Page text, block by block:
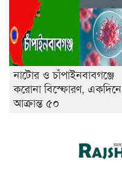
নাটোর ও চাঁপাইনবাবগঞ্জে
করোনা বিস্ফোরণ, একদিনে
আক্রান্ত ৫০